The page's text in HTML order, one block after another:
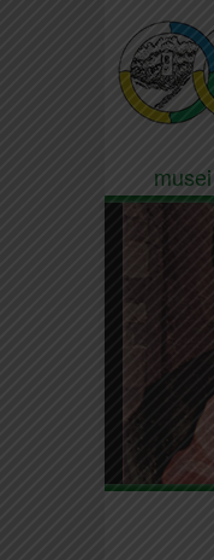
musei